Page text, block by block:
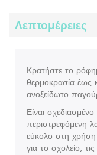
Λεπτομέρειες
Κρατήστε το
θερμοκρασία έως
ανοξείδωτο
Είναι
περιστρεφόμενη
εύκολο στη χρήση
για το σχολείο,